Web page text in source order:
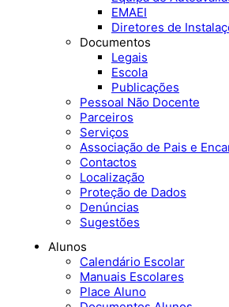
EMAEI
Diretores de
Documentos
Legais
Escola
Publicações
Pessoal Não Docente
Parceiros
Serviços
Associação de Pais e
Contactos
Localização
Proteção de Dados
Denúncias
Sugestões
Alunos
Calendário Escolar
Manuais Escolares
Place Aluno